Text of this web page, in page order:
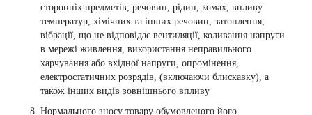
сторонніх предметів, речовин, рідин, комах, впливу
температур, хімічних та інших речовин, затоплення,
вібрації, що не відповідає вентиляції, коливання напруги
в мережі живлення, використання неправильного
харчування або вхідної напруги, опромінення,
електростатичних розрядів, (включаючи блискавку), а
також інших видів зовнішнього впливу
Нормального зносу товару обумовленого його